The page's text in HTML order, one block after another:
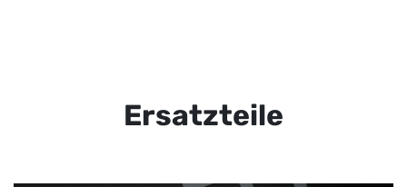
Ersatzteile